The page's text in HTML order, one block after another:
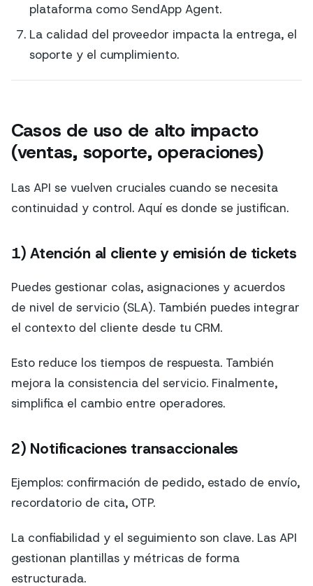
plataforma como SendApp Agent.
La calidad del proveedor impacta la entrega, el
soporte y el cumplimiento.
Casos de uso de alto impacto
(ventas, soporte, operaciones)
Las API se vuelven cruciales cuando se necesita
continuidad y control. Aquí es donde se justifican.
1) Atención al cliente y emisión de tickets
Puedes gestionar colas, asignaciones y acuerdos
de nivel de servicio (SLA). También puedes integrar
el contexto del cliente desde tu CRM.
Esto reduce los tiempos de respuesta. También
mejora la consistencia del servicio. Finalmente,
simplifica el cambio entre operadores.
2) Notificaciones transaccionales
Ejemplos: confirmación de pedido, estado de envío,
recordatorio de cita, OTP.
La confiabilidad y el seguimiento son clave. Las API
gestionan plantillas y métricas de forma
estructurada.